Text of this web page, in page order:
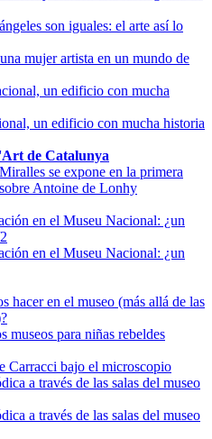
son iguales: el arte así lo
mujer artista en un mundo de
un edificio con mucha
un edificio con mucha historia
de Catalunya
se expone en la primera
Antoine de Lonhy
en el Museu Nacional: ¿un
en el Museu Nacional: ¿un
hacer en el museo (más allá de las
museos para niñas rebeldes
Carracci bajo el microscopio
a través de las salas del museo
a través de las salas del museo